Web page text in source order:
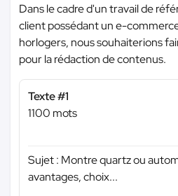
Dans le cadre d'un travail de
client possédant un e-
horlogers, nous souhaiterions
pour la rédaction de contenus.
Texte #1
1100 mots
Sujet : Montre quartz ou
avantages, choix...